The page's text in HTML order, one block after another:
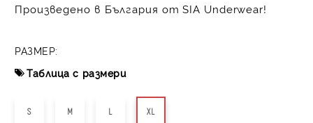
Произведено в България от SIA Underwear!
РАЗМЕР:
Таблица с размери
S M L XL